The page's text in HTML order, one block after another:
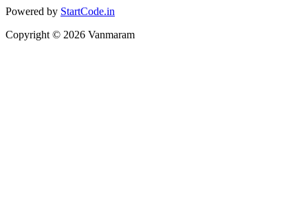
Powered by StartCode.in
Copyright © 2026 Vanmaram